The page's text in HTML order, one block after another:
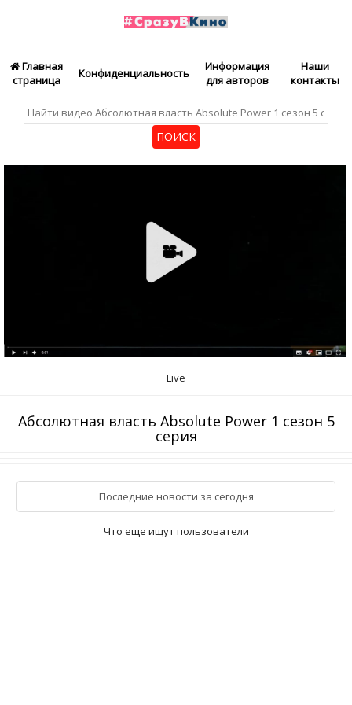
Главная
страница
Конфиденциальность
Информация
для авторов
Наши
контакты
Live
Абсолютная власть Absolute Power 1 сезон 5
серия
Последние новости за сегодня
Что еще ищут пользователи